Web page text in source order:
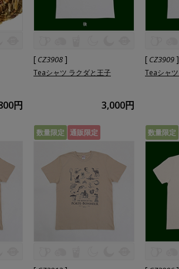
円
[ CZ3908 ]
Teaシャツ ラクダと王子
3,000円
[ CZ3909 ]
Teaシャ
数量限定 通販限定 数量限定